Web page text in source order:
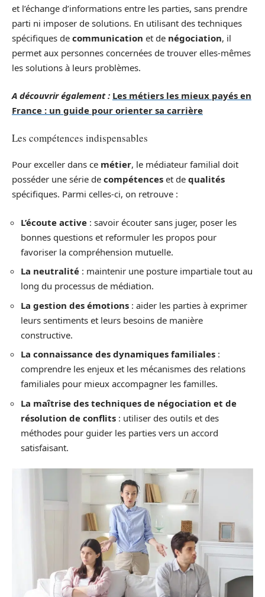
et l’échange d’informations entre les parties, sans prendre
parti ni imposer de solutions. En utilisant des techniques
spécifiques de communication et de négociation, il
permet aux personnes concernées de trouver elles-mêmes
les solutions à leurs problèmes.
A découvrir également : Les métiers les mieux payés en
France : un guide pour orienter sa carrière
Les compétences indispensables
Pour exceller dans ce métier, le médiateur familial doit
posséder une série de compétences et de qualités
spécifiques. Parmi celles-ci, on retrouve :
L’écoute active : savoir écouter sans juger, poser les
bonnes questions et reformuler les propos pour
favoriser la compréhension mutuelle.
La neutralité : maintenir une posture impartiale tout au
long du processus de médiation.
La gestion des émotions : aider les parties à exprimer
leurs sentiments et leurs besoins de manière
constructive.
La connaissance des dynamiques familiales :
comprendre les enjeux et les mécanismes des relations
familiales pour mieux accompagner les familles.
La maîtrise des techniques de négociation et de
résolution de conflits : utiliser des outils et des
méthodes pour guider les parties vers un accord
satisfaisant.